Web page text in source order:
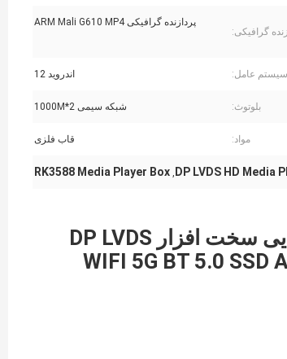
گرافیکی:
پردازنده گرافیکی ARM Mali G610 MP4
سیستم عامل: اندروید 12
بلوتوث: شبکه سیمی 1000M*2
مواد: قاب فلزی
DP LVDS HD Media
,
RK3588 Media Player Box
RK3588 هشت هسته خروجی 8K 4K رمزگشایی سخت افزار DP LVDS
WIFI 5G BT 5.0 SSD